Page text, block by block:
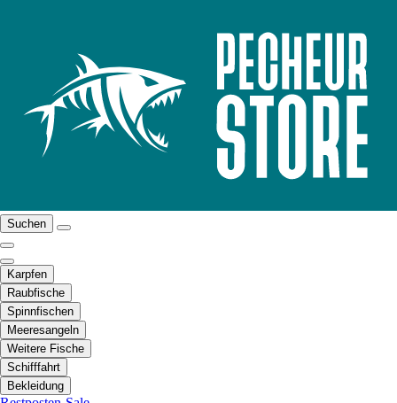
Suchen
Karpfen
Raubfische
Spinnfischen
Meeresangeln
Weitere Fische
Schifffahrt
Bekleidung